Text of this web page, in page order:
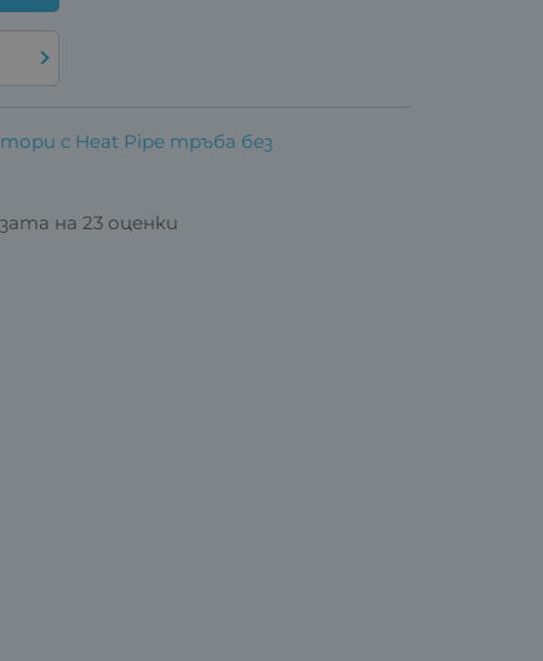
с Heat Pipe тръба без
на 23 оценки